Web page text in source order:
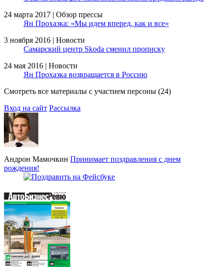
24 марта 2017 | Обзор прессы
Ян Прохазка: «Мы идем вперед, как и все»
3 ноября 2016 | Новости
Самарский центр Skoda сменил прописку
24 мая 2016 | Новости
Ян Прохазка возвращается в Россию
Смотреть все материалы с участием персоны (24)
Вход на сайт Рассылка
Андрон Мамочкин Принимает поздравления с днем
рождения!